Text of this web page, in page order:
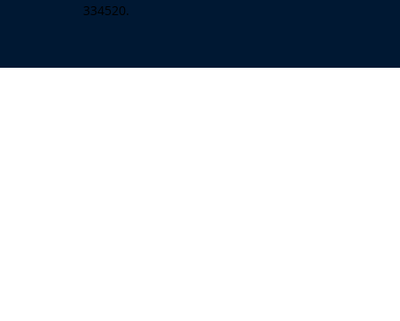
334520.